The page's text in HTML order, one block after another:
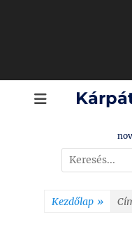
Search
for:
Kezdőlap »